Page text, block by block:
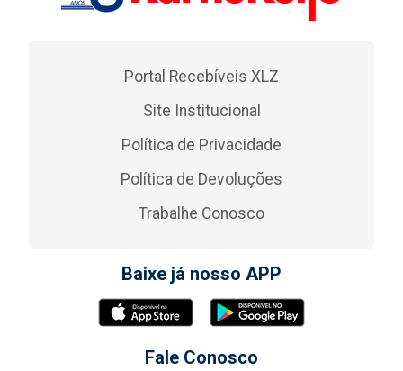
Portal Recebíveis XLZ
Site Institucional
Política de Privacidade
Política de Devoluções
Trabalhe Conosco
Baixe já nosso APP
Fale Conosco